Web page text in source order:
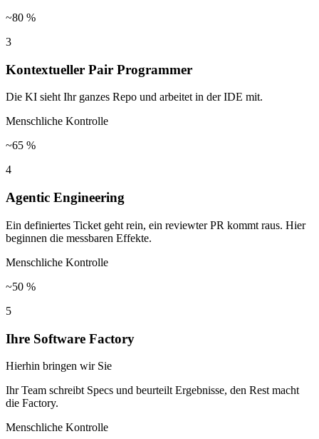
~80 %
3
Kontextueller Pair Programmer
Die KI sieht Ihr ganzes Repo und arbeitet in der IDE mit.
Menschliche Kontrolle
~65 %
4
Agentic Engineering
Ein definiertes Ticket geht rein, ein reviewter PR kommt raus. Hier
beginnen die messbaren Effekte.
Menschliche Kontrolle
~50 %
5
Ihre Software Factory
Hierhin bringen wir Sie
Ihr Team schreibt Specs und beurteilt Ergebnisse, den Rest macht
die Factory.
Menschliche Kontrolle